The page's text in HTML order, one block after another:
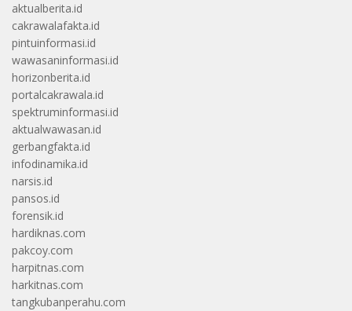
aktualberita.id
cakrawalafakta.id
pintuinformasi.id
wawasaninformasi.id
horizonberita.id
portalcakrawala.id
spektruminformasi.id
aktualwawasan.id
gerbangfakta.id
infodinamika.id
narsis.id
pansos.id
forensik.id
hardiknas.com
pakcoy.com
harpitnas.com
harkitnas.com
tangkubanperahu.com